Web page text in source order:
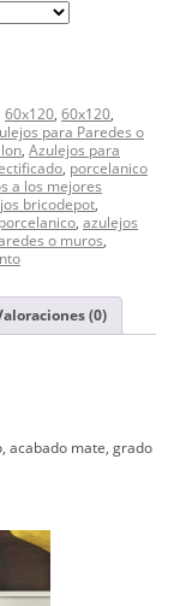
60x120, 60x120,
para Paredes o
, Azulejos para
, porcelanico
a los mejores
bricodepot,
, azulejos
o muros,
(0)
acabado mate, grado